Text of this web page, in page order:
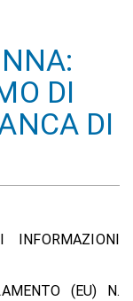
DI
DI
INFORMAZIONI
(EU) N.